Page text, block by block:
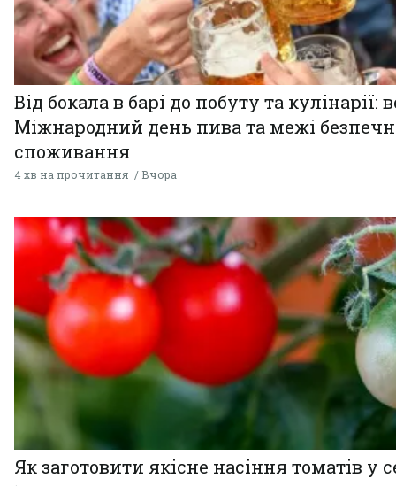
Від бокала в барі до побуту та кулінарії:
Міжнародний день пива та межі
споживання
4 хв на прочитання Вчора
Як заготовити якісне насіння томатів у